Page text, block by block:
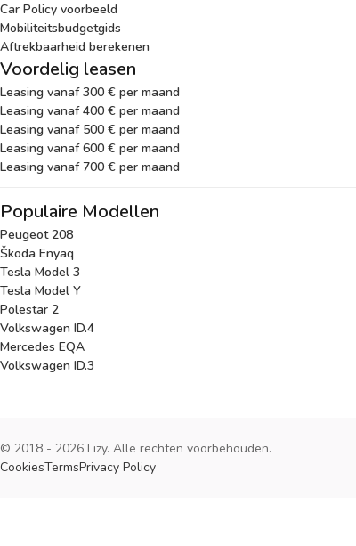
Car Policy voorbeeld
Mobiliteitsbudgetgids
Aftrekbaarheid berekenen
Voordelig leasen
Leasing vanaf 300 € per maand
Leasing vanaf 400 € per maand
Leasing vanaf 500 € per maand
Leasing vanaf 600 € per maand
Leasing vanaf 700 € per maand
Populaire Modellen
Peugeot 208
Škoda Enyaq
Tesla Model 3
Tesla Model Y
Polestar 2
Volkswagen ID.4
Mercedes EQA
Volkswagen ID.3
© 2018 - 2026 Lizy. Alle rechten voorbehouden.
CookiesTermsPrivacy Policy